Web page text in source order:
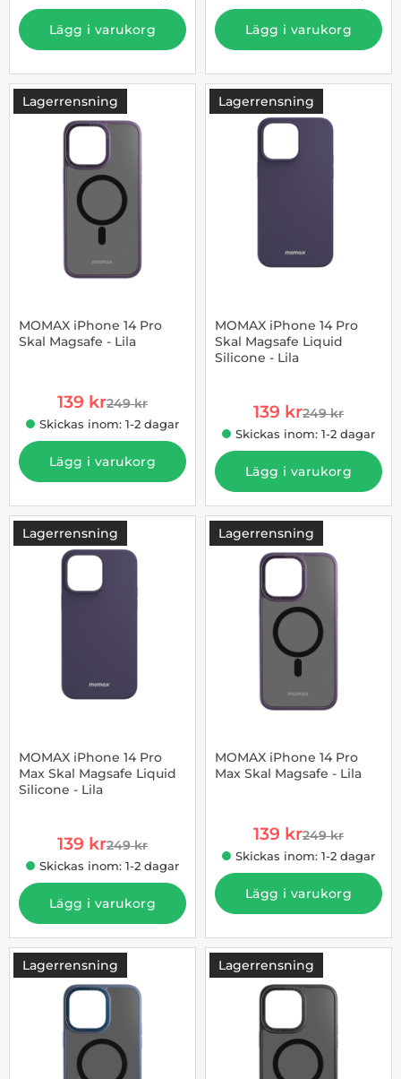
Lägg i varukorg Lägg i varukorg
Lagerrensning
-44%
MOMAX iPhone 14 Pro
Skal Magsafe - Lila
rea pris
139 krtidigare pris
249 kr
Skickas inom: 1-2 dagar
Lägg i varukorg
Lagerrensning
MOMAX iPhone 14 Pro
Skal Magsafe Liquid
Silicone - Lila
rea pris
139 krtidigare pris
249 kr
Skickas inom: 1-2 dagar
Lägg i varukorg
Lagerrensning
-44%
MOMAX iPhone 14 Pro
Max Skal Magsafe Liquid
Silicone - Lila
rea pris
139 krtidigare pris
249 kr
Skickas inom: 1-2 dagar
Lägg i varukorg
Lagerrensning
MOMAX iPhone 14 Pro
Max Skal Magsafe - Lila
rea pris
139 krtidigare pris
249 kr
Skickas inom: 1-2 dagar
Lägg i varukorg
Lagerrensning
-44%
Lagerrensning